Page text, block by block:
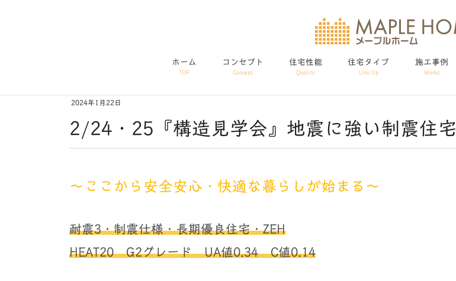
ホーム
TOP
コンセプト
Concept
住宅性能
Quality
住宅タイプ
Line Up
施工事例
Works
2024年1月22日
2/24・25『構造見学会』地震に強い制震住宅
～ここから安全安心・快適な暮らしが始まる～
耐震3・制震仕様・長期優良住宅・ZEH
HEAT20 G2グレード UA値0.34 C値0.14